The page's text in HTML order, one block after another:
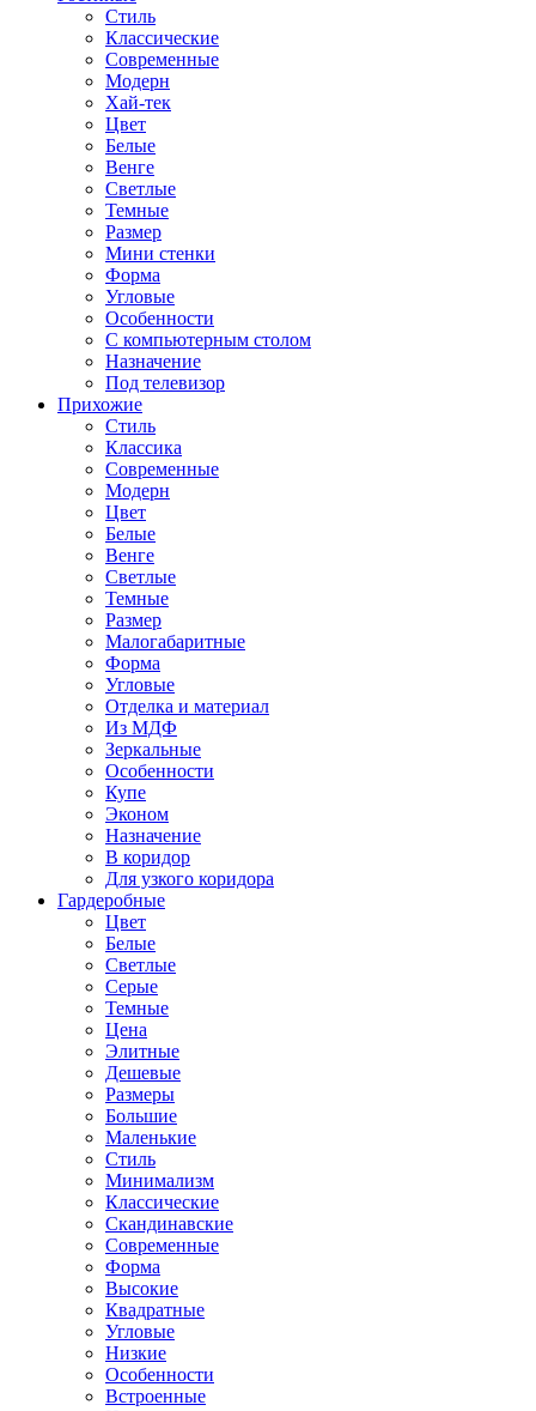
Стиль
Классические
Современные
Модерн
Хай-тек
Цвет
Белые
Венге
Светлые
Темные
Размер
Мини стенки
Форма
Угловые
Особенности
С компьютерным столом
Назначение
Под телевизор
Прихожие
Стиль
Классика
Современные
Модерн
Цвет
Белые
Венге
Светлые
Темные
Размер
Малогабаритные
Форма
Угловые
Отделка и материал
Из МДФ
Зеркальные
Особенности
Купе
Эконом
Назначение
В коридор
Для узкого коридора
Гардеробные
Цвет
Белые
Светлые
Серые
Темные
Цена
Элитные
Дешевые
Размеры
Большие
Маленькие
Стиль
Минимализм
Классические
Скандинавские
Современные
Форма
Высокие
Квадратные
Угловые
Низкие
Особенности
Встроенные